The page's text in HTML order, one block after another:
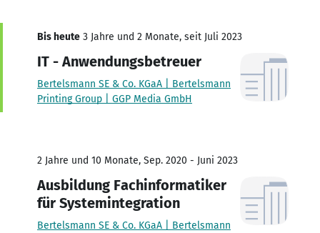
Bis heute 3 Jahre und 2 Monate, seit Juli 2023
IT - Anwendungsbetreuer
Bertelsmann SE & Co. KGaA | Bertelsmann
Printing Group | GGP Media GmbH
2 Jahre und 10 Monate, Sep. 2020 - Juni 2023
Ausbildung Fachinformatiker
für Systemintegration
Bertelsmann SE & Co. KGaA | Bertelsmann